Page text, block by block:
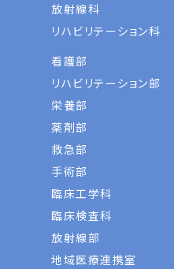
放射線科
リハビリテーション科
看護部
リハビリテーション部
栄養部
薬剤部
救急部
手術部
臨床工学科
臨床検査科
放射線部
地域医療連携室